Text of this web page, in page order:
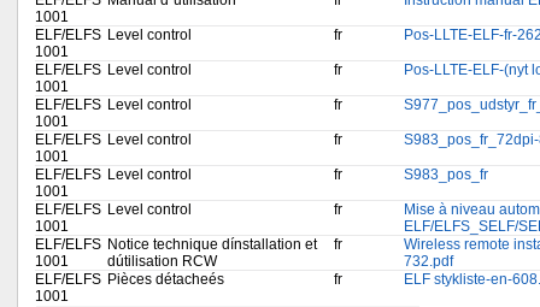
1001
ELF/ELFS
1001
Level control fr Pos-LLTE-ELF-fr-
ELF/ELFS
1001
Level control fr Pos-LLTE-ELF-(nyt
ELF/ELFS
1001
Level control fr
ELF/ELFS
1001
Level control fr
ELF/ELFS
1001
Level control fr S983_pos_fr
ELF/ELFS
1001
Level control fr
Mise à niveau
ELF/ELFS_SELF/
ELF/ELFS
1001
Notice technique dínstallation et
dútilisation RCW
fr
Wireless remote
732.pdf
ELF/ELFS
1001
Pièces détacheés fr ELF stykliste-en-